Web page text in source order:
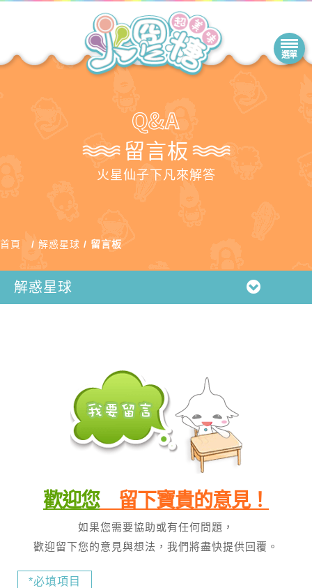
留言板
火星仙子下凡來解答
首頁 解惑星球 留言板
解惑星球
歡迎您留下寶貴的意見！
如果您需要協助或有任何問題，
歡迎留下您的意見與想法，我們將盡快提供回覆。
*必填項目